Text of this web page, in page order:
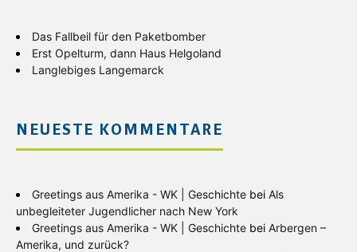
Das Fallbeil für den Paketbomber
Erst Opelturm, dann Haus Helgoland
Langlebiges Langemarck
NEUESTE KOMMENTARE
Greetings aus Amerika - WK | Geschichte bei Als
unbegleiteter Jugendlicher nach New York
Greetings aus Amerika - WK | Geschichte bei Arbergen –
Amerika, und zurück?